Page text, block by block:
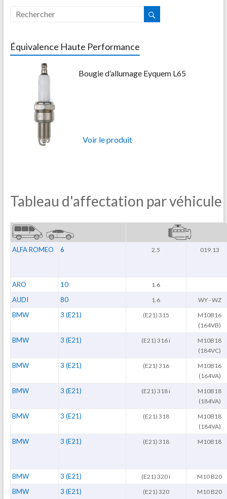
Équivalence Haute Performance
Bougie d’allumage Eyquem L65
Voir le produit
Tableau d'affectation par véhicule
ALFA ROMEO 6 2.5 019.13
ARO 10 1.6
AUDI 80 1.6 WY - WZ
BMW 3 (E21) (E21) 315
M10B16
(164VB)
BMW 3 (E21) (E21) 316 i
M10B18
(184VC)
BMW 3 (E21) (E21) 316
M10B16
(164VA)
BMW 3 (E21) (E21) 318 i
M10B18
(184VA)
BMW 3 (E21) (E21) 318
M10B18
(184VA)
BMW 3 (E21) (E21) 318 M10B18
BMW 3 (E21) (E21) 320 i M10 B20
BMW 3 (E21) (E21) 320 M10 B20